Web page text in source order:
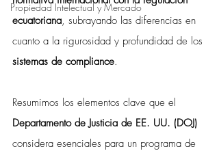
Propiedad Intelectual y Mercado
ecuatoriana, subrayando las diferencias en
cuanto a la rigurosidad y profundidad de los
sistemas de compliance.
Resumimos los elementos clave que el
Departamento de Justicia de EE. UU. (DOJ)
considera esenciales para un programa de